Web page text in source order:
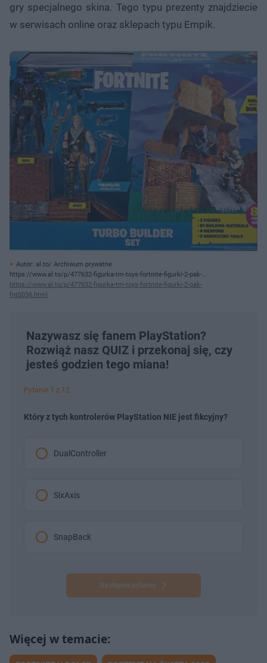
gry specjalnego skina. Tego typu prezenty znajdziecie
w serwisach online oraz sklepach typu Empik.
Autor: al.to/ Archiwum prywatne
https://www.al.to/p/477632-figurka-tm-toys-fortnite-figurki-2-pak-
fnt0036.html
https://www.al.to/p/477632-figurka-tm-toys-fortnite-figurki-2-pak-
fnt0036.html
Nazywasz się fanem PlayStation?
Rozwiąż nasz QUIZ i przekonaj się, czy
jesteś godzien tego miana!
Pytanie 1 z 12
Który z tych kontrolerów PlayStation NIE jest fikcyjny?
DualController
SixAxis
SnapBack
Następne pytanie